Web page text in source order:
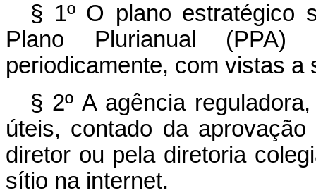
§ 1º O plano estratégico
Plano Plurianual
periodicamente, com vistas a
§ 2º A agência
úteis, contado da
diretor ou pela diretoria
sítio na internet.